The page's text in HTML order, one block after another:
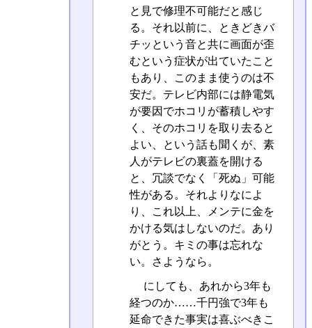
と見で修理不可能だと感じ
る。それ以前に、ときどきバ
チッという音と共に画面が歪
むという症状が出ていたこと
もあり、このまま使うのは不
安だ。テレビ内部には静電気
が要因でホコリが蓄積しやす
く、そのホコリを取り去ると
よい、という話も聞くが、素
人がテレビの裏蓋を開ける
と、冗談でなく「死ぬ」可能
性がある。それよりなによ
り、これ以上、メンテに金を
かける気はしないのだ。あり
がとう。キミの事は忘れな
い。さようなら。
にしても、あれから3年も
経つのか……千円強で3年も
延命できた事実は喜ぶべきこ